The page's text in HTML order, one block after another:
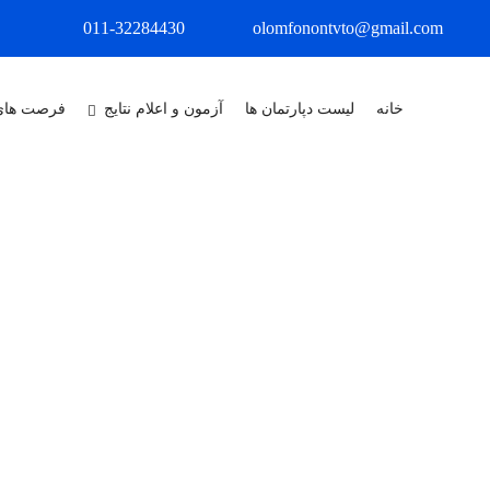
olomfonontvto@gmail.com
011-32284430
خانه لیست دپارتمان ها آزمون و اعلام نتایج فرصت